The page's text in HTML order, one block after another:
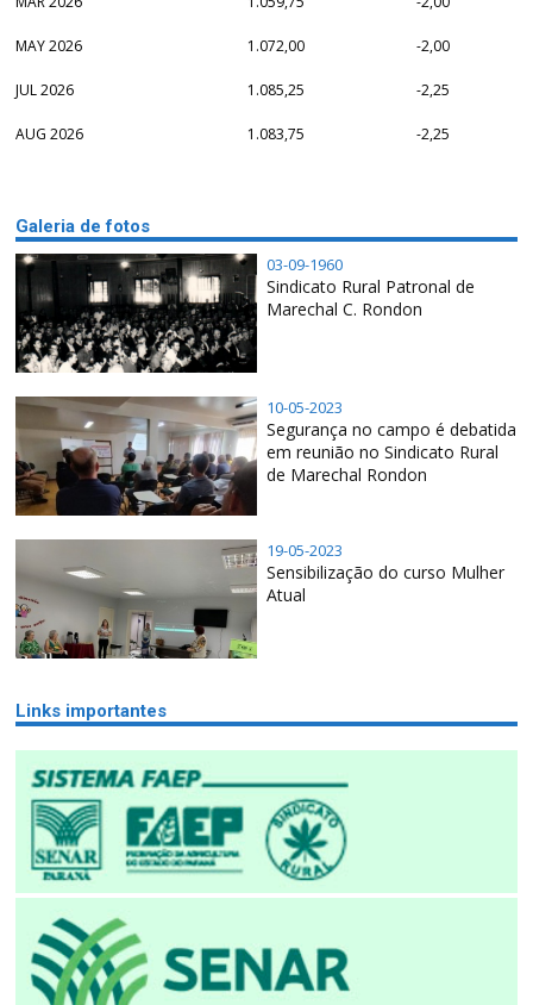
MAY 2026 1.072,00 -2,00
JUL 2026 1.085,25 -2,25
AUG 2026 1.083,75 -2,25
Galeria de fotos
03-09-1960
Sindicato Rural Patronal de
Marechal C. Rondon
10-05-2023
Segurança no campo é debatida
em reunião no Sindicato Rural
de Marechal Rondon
19-05-2023
Sensibilização do curso Mulher
Atual
Links importantes